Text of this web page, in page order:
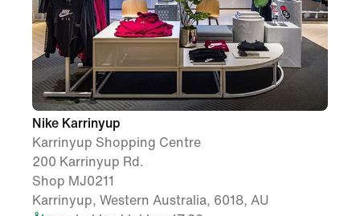
Nike Karrinyup
Karrinyup Shopping Centre
200 Karrinyup Rd.
Shop MJ0211
Karrinyup, Western Australia, 6018, AU